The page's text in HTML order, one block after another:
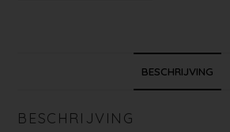
BESCHRIJVING
BESCHRIJVING